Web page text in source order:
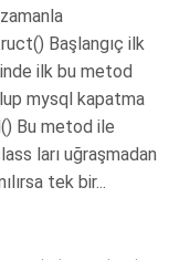
Başlangıç ilk
ilk bu metod
mysql kapatma
Bu metod ile
ları uğraşmadan
tek bir...